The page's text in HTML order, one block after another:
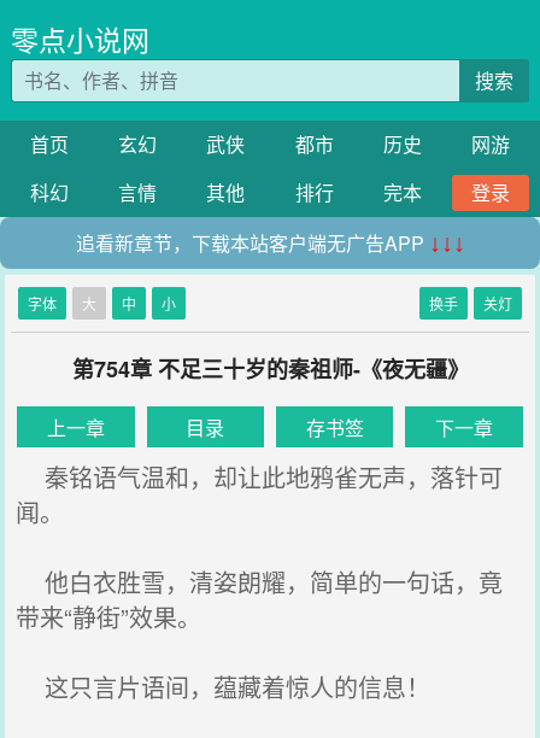
零点小说网
搜索
首页 玄幻 武侠 都市 历史
网游
科幻
言情 其他 排行 完本
登录
追看新章节，下载本站客户端无广告APP ↓↓↓
字体 大 中 小 换手 关灯
第754章 不足三十岁的秦祖师-《夜无疆》
上一章 目录 存书签 下一章
秦铭语气温和，却让此地鸦雀无声，落针可
闻。
他白衣胜雪，清姿朗耀，简单的一句话，竟
带来“静街”效果。
这只言片语间，蕴藏着惊人的信息！